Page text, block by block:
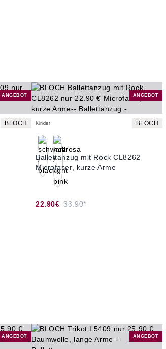
ANGEBOT
BLOCH
ANGEBOT
Kinder BLOCH
Ballettanzug mit Rock CL8262
Microfaser, kurze Arme
22.90€ 33.90*
ANGEBOT ANGEBOT